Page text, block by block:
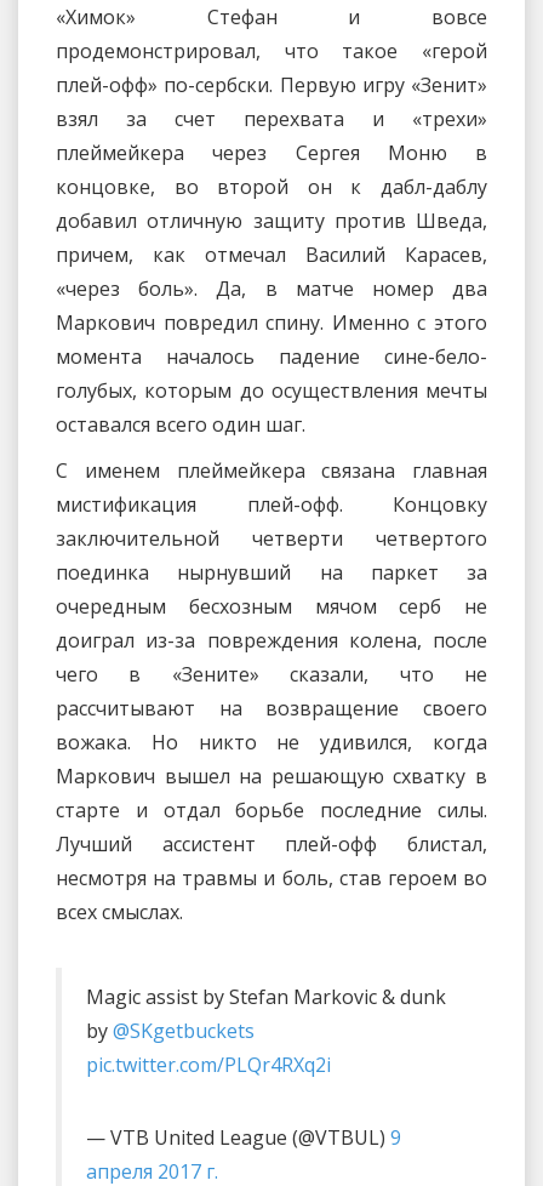
«Химок» Стефан и вовсе
продемонстрировал, что такое «герой
плей-офф» по-сербски. Первую игру «Зенит»
взял за счет перехвата и «трехи»
плеймейкера через Сергея Моню в
концовке, во второй он к дабл-даблу
добавил отличную защиту против Шведа,
причем, как отмечал Василий Карасев,
«через боль». Да, в матче номер два
Маркович повредил спину. Именно с этого
момента началось падение сине-бело-
голубых, которым до осуществления мечты
оставался всего один шаг.
С именем плеймейкера связана главная
мистификация плей-офф. Концовку
заключительной четверти четвертого
поединка нырнувший на паркет за
очередным бесхозным мячом серб не
доиграл из-за повреждения колена, после
чего в «Зените» сказали, что не
рассчитывают на возвращение своего
вожака. Но никто не удивился, когда
Маркович вышел на решающую схватку в
старте и отдал борьбе последние силы.
Лучший ассистент плей-офф блистал,
несмотря на травмы и боль, став героем во
всех смыслах.
Magic assist by Stefan Markovic & dunk
by@SKgetbuckets
pic.twitter.com/PLQr4RXq2i
— VTB United League (@VTBUL) 9
апреля 2017 г.